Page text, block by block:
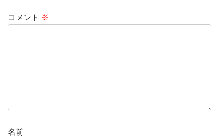
コメント ※
名前